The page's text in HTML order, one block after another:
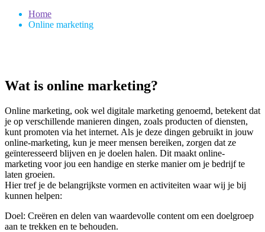
Home
Online marketing
Wat is online marketing?
Online marketing, ook wel digitale marketing genoemd, betekent dat
je op verschillende manieren dingen, zoals producten of diensten,
kunt promoten via het internet. Als je deze dingen gebruikt in jouw
online-marketing, kun je meer mensen bereiken, zorgen dat ze
geïnteresseerd blijven en je doelen halen. Dit maakt online-
marketing voor jou een handige en sterke manier om je bedrijf te
laten groeien.
Hier tref je de belangrijkste vormen en activiteiten waar wij je bij
kunnen helpen:
Doel: Creëren en delen van waardevolle content om een doelgroep
aan te trekken en te behouden.